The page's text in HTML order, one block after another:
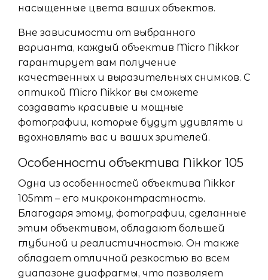
насыщенные цвета ваших объектов.
Вне зависимости от выбранного
варианта, каждый объектив Micro Nikkor
гарантирует вам получение
качественных и выразительных снимков. С
оптикой Micro Nikkor вы сможете
создавать красивые и мощные
фотографии, которые будут удивлять и
вдохновлять вас и ваших зрителей.
Особенности объектива Nikkor 105
Одна из особенностей объектива Nikkor
105mm – его микроконтрастность.
Благодаря этому, фотографии, сделанные
этим объективом, обладают большей
глубиной и реалистичностью. Он также
обладает отличной резкостью во всем
диапазоне диафрагмы, что позволяет